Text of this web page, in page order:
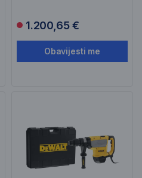
1.200,65 €
Obavijesti me